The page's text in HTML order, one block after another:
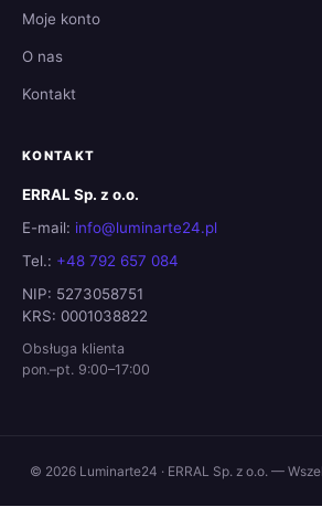
Moje konto
O nas
Kontakt
KONTAKT
ERRAL Sp. z o.o.
E-mail: info@luminarte24.pl
Tel.: +48 792 657 084
NIP: 5273058751
KRS: 0001038822
Obsługa klienta
pon.–pt. 9:00–17:00
© 2026 Luminarte24 · ERRAL Sp. z o.o. —